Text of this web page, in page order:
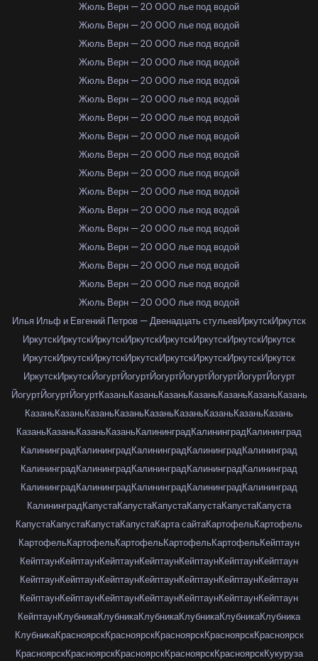
Жюль Верн — 20 000 лье под водой
Жюль Верн — 20 000 лье под водой
Жюль Верн — 20 000 лье под водой
Жюль Верн — 20 000 лье под водой
Жюль Верн — 20 000 лье под водой
Жюль Верн — 20 000 лье под водой
Жюль Верн — 20 000 лье под водой
Жюль Верн — 20 000 лье под водой
Жюль Верн — 20 000 лье под водой
Жюль Верн — 20 000 лье под водой
Жюль Верн — 20 000 лье под водой
Жюль Верн — 20 000 лье под водой
Жюль Верн — 20 000 лье под водой
Жюль Верн — 20 000 лье под водой
Жюль Верн — 20 000 лье под водой
Жюль Верн — 20 000 лье под водой
Жюль Верн — 20 000 лье под водой
Илья Ильф и Евгений Петров — Двенадцать стульевИркутскИркутск
ИркутскИркутскИркутскИркутскИркутскИркутскИркутскИркутск
ИркутскИркутскИркутскИркутскИркутскИркутскИркутскИркутск
ИркутскИркутскЙогуртЙогуртЙогуртЙогуртЙогуртЙогуртЙогурт
ЙогуртЙогуртЙогуртКазаньКазаньКазаньКазаньКазаньКазаньКазань
КазаньКазаньКазаньКазаньКазаньКазаньКазаньКазаньКазань
КазаньКазаньКазаньКазаньКалининградКалининградКалининград
КалининградКалининградКалининградКалининградКалининград
КалининградКалининградКалининградКалининградКалининград
КалининградКалининградКалининградКалининградКалининград
КалининградКапустаКапустаКапустаКапустаКапустаКапуста
КапустаКапустаКапустаКапустаКарта сайтаКартофельКартофель
КартофельКартофельКартофельКартофельКартофельКейптаун
КейптаунКейптаунКейптаунКейптаунКейптаунКейптаунКейптаун
КейптаунКейптаунКейптаунКейптаунКейптаунКейптаунКейптаун
КейптаунКейптаунКейптаунКейптаунКейптаунКейптаунКейптаун
КейптаунКлубникаКлубникаКлубникаКлубникаКлубникаКлубника
КлубникаКрасноярскКрасноярскКрасноярскКрасноярскКрасноярск
КрасноярскКрасноярскКрасноярскКрасноярскКрасноярскКукуруза